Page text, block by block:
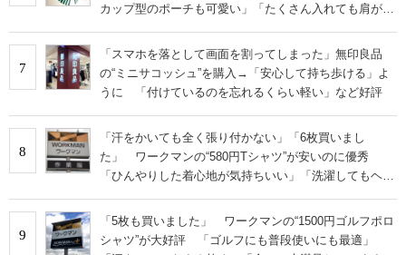
カップ型のポーチも可愛い」「たくさん入れても肩が痛
7
「スマホを落として画面を割ってしまった」無印良品
の“ミニサコッシュ”を購入→「安心して持ち歩ける」よ
うに 「付けているのを忘れるくらい軽い」など好評
8
「汗をかいても全く張り付かない」「6枚買いまし
た」 ワークマンの“580円Tシャツ”が安いのに優秀
「ひんやりした着心地が気持ちいい」「洗濯してもヘタ
9
「5枚も買いました」 ワークマンの“1500円ゴルフポロ
シャツ”が大好評 「ゴルフにも普段使いにも最適」